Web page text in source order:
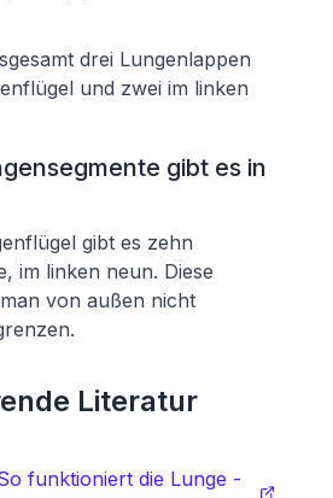
drei Lungenlappen
und zwei im linken
gibt es in
gibt es zehn
im linken neun. Diese
von außen nicht
Literatur
funktioniert die Lunge -